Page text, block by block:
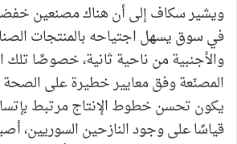
ويشير سكاف إلى أن هناك مصنعين
في سوق يسهل اجتياحه بالمنتجات
والأجنبية من ناحية ثانية، خصوصًا تلك
المصنّعة وفق معايير خطيرة على الصحة
يكون تحسن خطوط الإنتاج مرتبط
قياسًا على وجود النازحين السوريين،